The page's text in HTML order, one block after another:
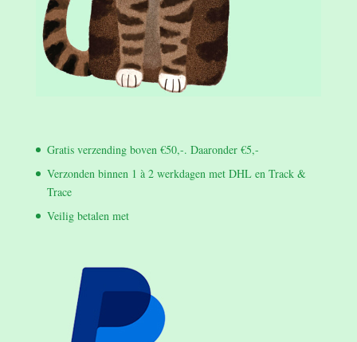
Gratis verzending boven €50,-. Daaronder €5,-
Verzonden binnen 1 à 2 werkdagen met DHL en Track &
Trace
Veilig betalen met